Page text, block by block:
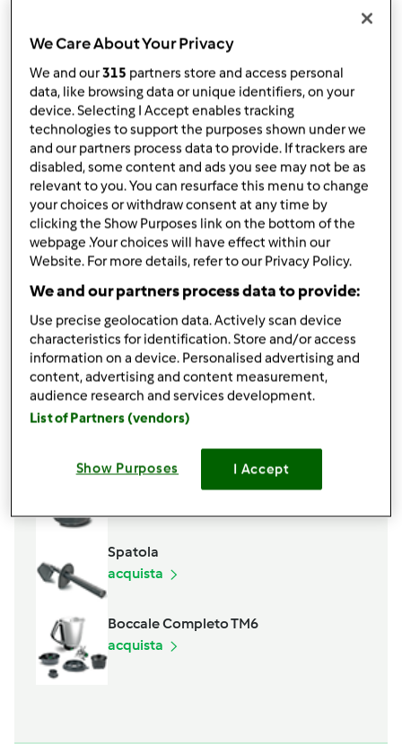
30grammizucchero di canna
1pizzicosale fino
80grammicioccolato fondente,a scaglie
Per la bollitura
2litroacqua
1cucchiainobicarbonato di sodio
2 cucchiainoamido di mais
2cucchiaiomiele,Oppure malto d’orzo
Per la copertura
3cucchiainocannella in polvere,Facoltativo
1albume
q.b.Muesly o cereali misti
Aggiungi alla lista della spesa
Accessori che ti serviranno
Varoma
Spatola
acquista
Boccale Completo TM6
acquista
We Care About Your Privacy
We and our315 partners store and access personal
data, like browsing data or unique identifiers, on your
device. Selecting I Accept enables tracking
technologies to support the purposes shown under we
and our partners process data to provide. If trackers are
disabled, some content and ads you see may not be as
relevant to you. You can resurface this menu to change
your choices or withdraw consent at any time by
clicking the Show Purposes link on the bottom of the
webpage .Your choices will have effect within our
Website. For more details, refer to our Privacy Policy.
We and our partners process data to provide:
Use precise geolocation data. Actively scan device
characteristics for identification. Store and/or access
information on a device. Personalised advertising and
content, advertising and content measurement,
audience research and services development.
List of Partners (vendors)
Show Purposes I Accept